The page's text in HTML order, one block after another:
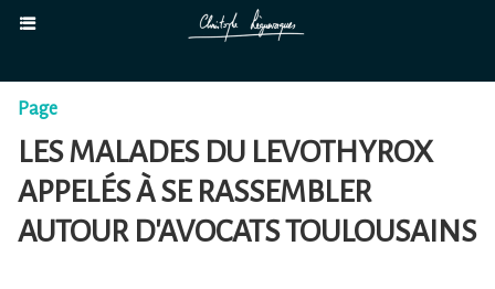
Page
LES MALADES DU LEVOTHYROX
APPELÉS À SE RASSEMBLER
AUTOUR D'AVOCATS TOULOUSAINS